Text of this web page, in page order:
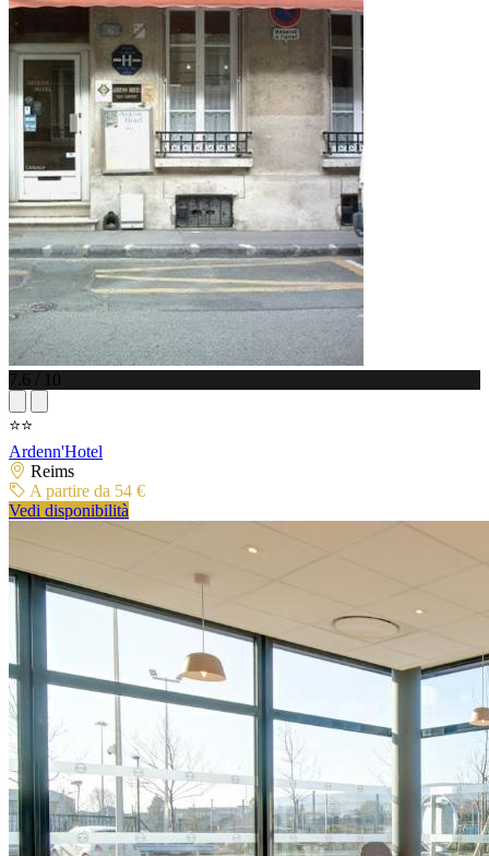
7.6 / 10
⭐⭐
Ardenn'Hotel
Reims
A partire da 54 €
Vedi disponibilità